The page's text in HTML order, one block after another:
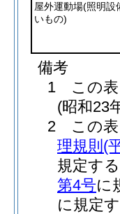
屋外運動場(照明設
いもの)
備考
1 この表
(昭和23
2 この表
理規則(
規定す
第4号に
に規定